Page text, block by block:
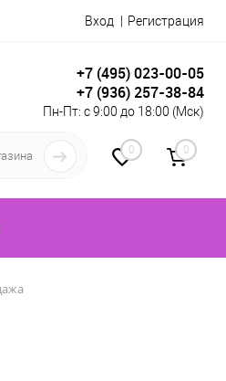
Вход Регистрация
+7 (495) 023-00-05
+7 (936) 257-38-84
Пн-Пт: с 9:00 до 18:00 (Мск)
0 0